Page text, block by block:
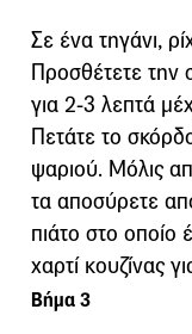
Σε ένα τηγάνι,
Προσθέτετε την
για 2-3 λεπτά
Πετάτε το
ψαριού. Μόλις
τα αποσύρετε
πιάτο στο οποίο
χαρτί κουζίνας
Βήμα 3